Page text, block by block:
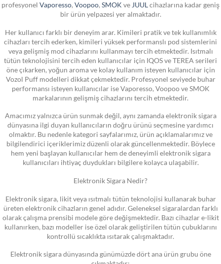
profesyonel Vaporesso Voopoo SMOK ve JUUL cihazlarına kadar geniş
bir ürün yelpazesi yer almaktadır.
Her kullanıcı farklı bir deneyim arar. Kimileri pratik ve tek kullanımlık
cihazları tercih ederken, kimileri yüksek performanslı pod sistemlerini
veya gelişmiş mod cihazlarını kullanmayı tercih etmektedir. Isıtmalı
tütün teknolojisini tercih eden kullanıcılar için IQOS ve TEREA serileri
öne çıkarken, yoğun aroma ve kolay kullanım isteyen kullanıcılar için
Vozol Puff modelleri dikkat çekmektedir. Profesyonel seviyede buhar
performansı isteyen kullanıcılar ise Vaporesso, Voopoo ve SMOK
markalarının gelişmiş cihazlarını tercih etmektedir.
Amacımız yalnızca ürün sunmak değil, aynı zamanda elektronik sigara
dünyasına ilgi duyan kullanıcıların doğru ürünü seçmesine yardımcı
olmaktır. Bu nedenle kategori sayfalarımız, ürün açıklamalarımız ve
bilgilendirici içeriklerimiz düzenli olarak güncellenmektedir. Böylece
hem yeni başlayan kullanıcılar hem de deneyimli elektronik sigara
kullanıcıları ihtiyaç duydukları bilgilere kolayca ulaşabilir.
Elektronik Sigara Nedir?
Elektronik sigara, likit veya ısıtmalı tütün teknolojisi kullanarak buhar
üreten elektronik cihazların genel adıdır. Geleneksel sigaralardan farklı
olarak çalışma prensibi modele göre değişmektedir. Bazı cihazlar e-likit
kullanırken, bazı modeller ise özel olarak geliştirilen tütün çubuklarını
kontrollü sıcaklıkta ısıtarak çalışmaktadır.
Elektronik sigara dünyasında günümüzde dört ana ürün grubu öne